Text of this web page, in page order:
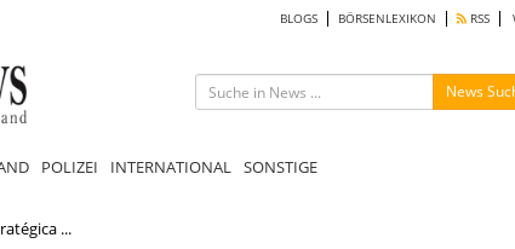
BLOGS BÖRSENLEXIKON RSS
News
POLIZEI INTERNATIONAL SONSTIGE
...